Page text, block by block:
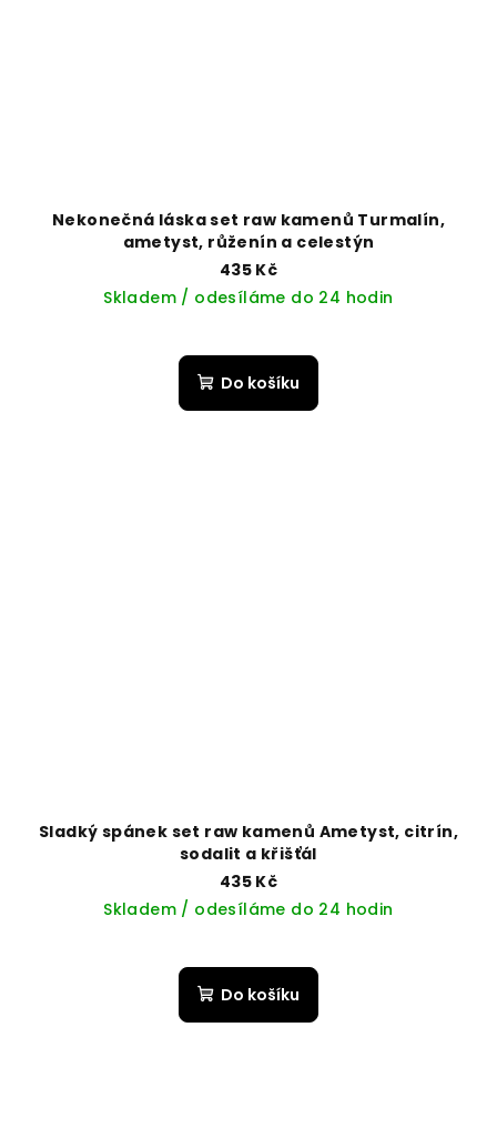
Nekonečná láska set raw kamenů Turmalín,
ametyst, růženín a celestýn
435 Kč
Skladem / odesíláme do 24 hodin
Do košíku
Sladký spánek set raw kamenů Ametyst, citrín,
sodalit a křišťál
435 Kč
Skladem / odesíláme do 24 hodin
Do košíku